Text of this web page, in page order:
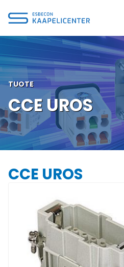
sisältöön
TUOTE
CCE UROS
CCE UROS